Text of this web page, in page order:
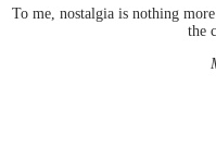
To me, nostalgia is nothing
the